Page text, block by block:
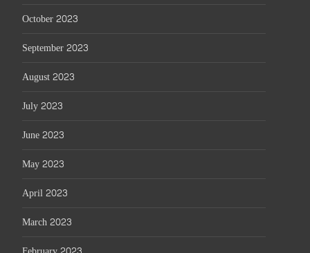
October 2023
September 2023
August 2023
July 2023
June 2023
May 2023
April 2023
March 2023